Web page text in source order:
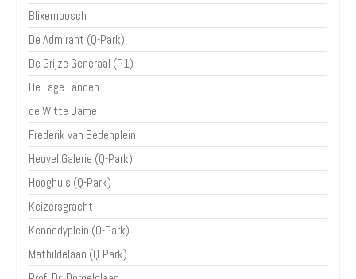
Blixembosch
De Admirant (Q-Park)
De Grijze Generaal (P1)
De Lage Landen
de Witte Dame
Frederik van Eedenplein
Heuvel Galerie (Q-Park)
Hooghuis (Q-Park)
Keizersgracht
Kennedyplein (Q-Park)
Mathildelaan (Q-Park)